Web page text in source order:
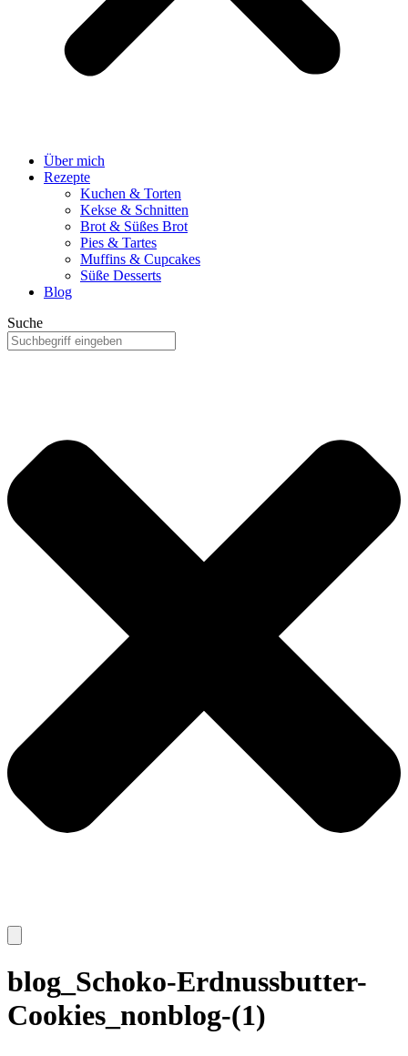
Über mich
Rezepte
Kuchen & Torten
Kekse & Schnitten
Brot & Süßes Brot
Pies & Tartes
Muffins & Cupcakes
Süße Desserts
Blog
Suche
blog_Schoko-Erdnussbutter-
Cookies_nonblog-(1)